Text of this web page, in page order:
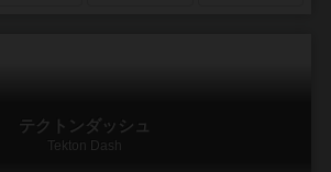
テクトンダッシュ
Tekton Dash